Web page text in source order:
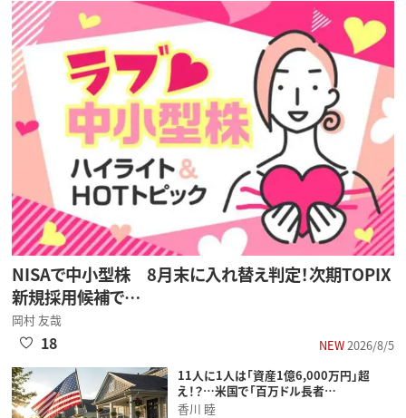
NISAで中小型株 8月末に入れ替え判定！次期TOPIX
新規採用候補で…
岡村 友哉
NEW2026/8/5
18
11人に1人は「資産1億6,000万円」超
え！？…米国で「百万ドル長者…
香川 睦